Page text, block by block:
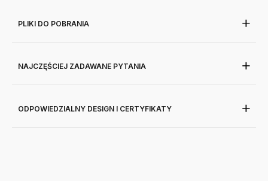
PLIKI DO POBRANIA
NAJCZĘŚCIEJ ZADAWANE PYTANIA
ODPOWIEDZIALNY DESIGN I CERTYFIKATY